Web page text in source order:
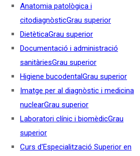
Anatomia patològica i
citodiagnòsticGrau superior
DietèticaGrau superior
Documentació i administració
sanitàriesGrau superior
Higiene bucodentalGrau superior
Imatge per al diagnòstic i medicina
nuclearGrau superior
Laboratori clínic i biomèdicGrau
superior
Curs d'Especialització Superior en